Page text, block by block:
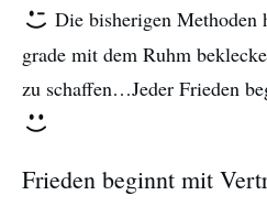
Die bisherigen Methoden
grade mit dem Ruhm
zu schaffen…Jeder Frieden
Frieden beginnt mit